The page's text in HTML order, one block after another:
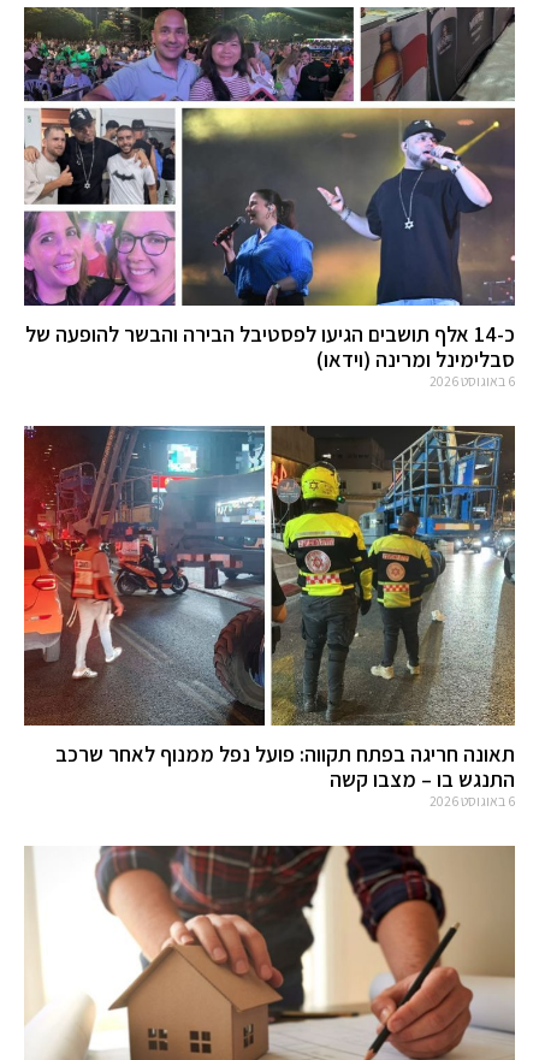
כ-14 אלף תושבים הגיעו לפסטיבל הבירה והבשר להופעה של
סבלימינל ומרינה (וידאו)
6 באוגוסט 2026
תאונה חריגה בפתח תקווה: פועל נפל ממנוף לאחר שרכב
התנגש בו – מצבו קשה
6 באוגוסט 2026